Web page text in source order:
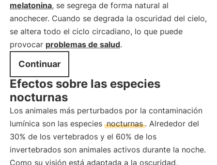
melatonina, se segrega de forma natural al
anochecer. Cuando se degrada la oscuridad del cielo,
se altera todo el ciclo circadiano, lo que puede
provocar problemas de salud.
Continuar
Efectos sobre las especies
nocturnas
Los animales más perturbados por la contaminación
lumínica son las especies nocturnas . Alrededor del
30% de los vertebrados y el 60% de los
invertebrados son animales activos durante la noche.
Como su visión está adaptada a la oscuridad,